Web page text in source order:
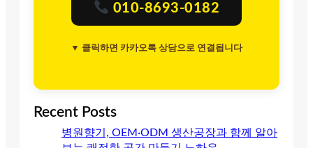
010-8693-0182
▼ 클릭하면 카카오톡 상담으로 연결됩니다
Recent Posts
병원향기, OEM·ODM 생산공장과 함께 알아